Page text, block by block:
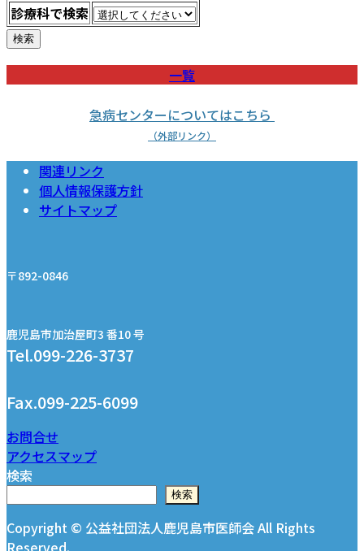
診療科で検索
一覧
急病センターについてはこちら
（外部リンク）
関連リンク
個人情報保護方針
サイトマップ
〒892-0846
鹿児島市加治屋町3 番10 号
Tel.099-226-3737
Fax.099-225-6099
お問合せ
アクセスマップ
検索
検索
Copyright © 公益社団法人鹿児島市医師会 All Rights